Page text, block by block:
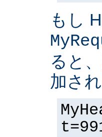
もし
ると
加さ